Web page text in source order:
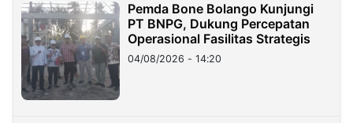
Pemda Bone Bolango Kunjungi
PT BNPG, Dukung Percepatan
Operasional Fasilitas Strategis
04/08/2026 - 14:20